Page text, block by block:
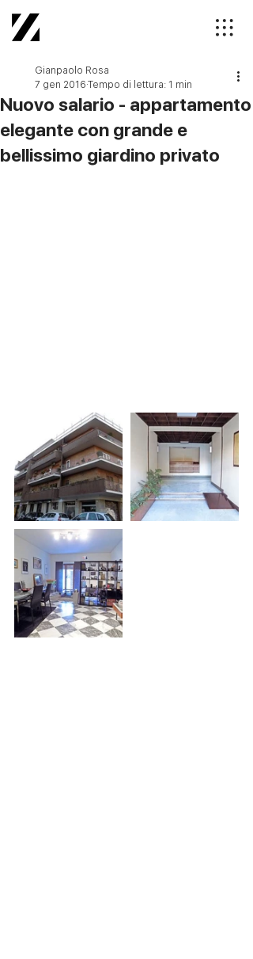
Nuovo salario - appartamento
elegante con grande e
bellissimo giardino privato
Gianpaolo Rosa
7 gen 2016 Tempo di lettura: 1 min